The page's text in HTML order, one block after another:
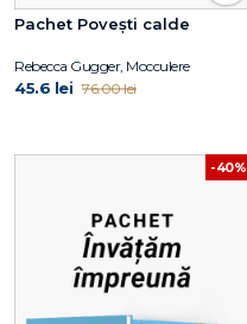
Pachet Povești calde
Rebecca Gugger, Mocculere
45.6 lei 76.00 lei
-40%